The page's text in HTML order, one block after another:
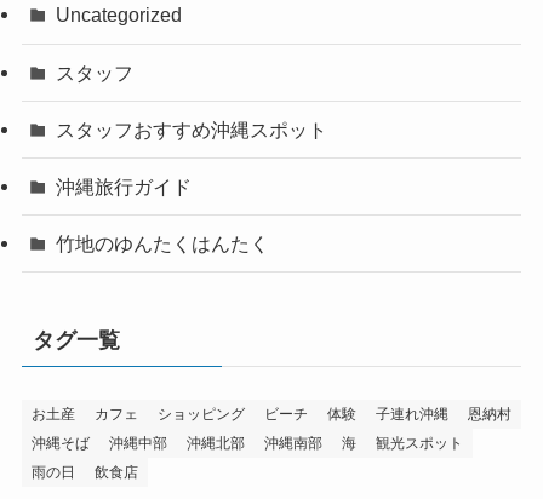
Uncategorized
スタッフ
スタッフおすすめ沖縄スポット
沖縄旅行ガイド
竹地のゆんたくはんたく
タグ一覧
お土産 カフェ ショッピング ビーチ 体験 子連れ沖縄
恩納村
沖縄そば
沖縄中部 沖縄北部 沖縄南部 海
観光スポット
雨の日
飲食店